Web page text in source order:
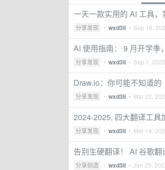
一天一款实用的 AI 工具
分享发现 • wxd3li • Sep 18,
AI 使用指南： 9 月开学季
分享发现 • wxd3li • Sep 1, 2025
Draw.io：你可能不知道
分享发现 • wxd3li • Mar 22,
2024-2025, 四大翻译工具
分享发现 • wxd3li • Mar 14,
告别生硬翻译！ AI 谷歌
分享创造 • wxd3li • Jan 25,